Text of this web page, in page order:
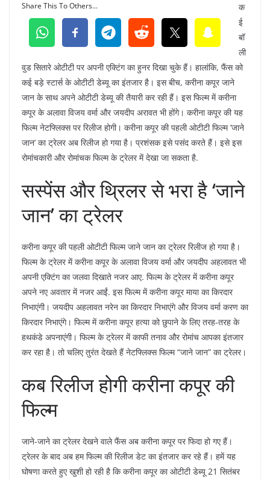
Share This To Others...
क
ई
बॉ
ली
वुड सितारे ओटीटी पर अपनी एक्टिंग का हुनर ​​दिखा चुके हैं। हालांकि, फैंस को
कई बड़े स्टार्स के ओटीटी डेब्यू का इंतजार है। इस बीच, करीना कपूर जाने
जान के साथ अपने ओटीटी डेब्यू की तैयारी कर रही हैं। इस फिल्म में करीना
कपूर के अलावा विजय वर्मा और जयदीप अरावत भी होंगे। करीना कपूर की यह
फिल्म नेटफ्लिक्स पर रिलीज होगी। करीना कपूर की पहली ओटीटी फिल्म ‘जाने
जान’ का ट्रेलर अब रिलीज हो गया है। प्रशंसक इसे पसंद करते हैं। इसे इस
रोमांचकारी और रोमांचक फिल्म के ट्रेलर में देखा जा सकता है.
सस्पेंस और थ्रिलर से भरा है ‘जाने
जान’ का ट्रेलर
करीना कपूर की पहली ओटीटी फिल्म जाने जान का ट्रेलर रिलीज हो गया है।
फिल्म के ट्रेलर में करीना कपूर के अलावा विजय वर्मा और जयदीप अहलावत भी
अपनी एक्टिंग का जलवा दिखाते नजर आए. फिल्म के ट्रेलर में करीना कपूर
अपने नए अवतार में नजर आईं. इस फिल्म में करीना कपूर माया का किरदार
निभाएंगी। जयदीप अहलावत नरेन का किरदार निभाएंगे और विजय वर्मा करण का
किरदार निभाएंगे। फिल्म में करीना कपूर हत्या को छुपाने के लिए तरह-तरह के
हथकंडे अपनाएंगी। फिल्म के ट्रेलर में काफी तनाव और रोमांच आपका इंतजार
कर रहा है। तो चलिए तुरंत देखते हैं नेटफ्लिक्स फिल्म “जाने जान” का ट्रेलर।
कब रिलीज होगी करीना कपूर की
फिल्म
जाने-जाने का ट्रेलर देखने वाले फैंस अब करीना कपूर पर फिदा हो गए हैं।
ट्रेलर के बाद अब हम फिल्म की रिलीज डेट का इंतजार कर रहे हैं। हमें यह
घोषणा करते हुए खुशी हो रही है कि करीना कपूर का ओटीटी डेब्यू 21 सितंबर